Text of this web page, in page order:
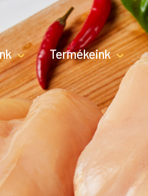
Termékeink